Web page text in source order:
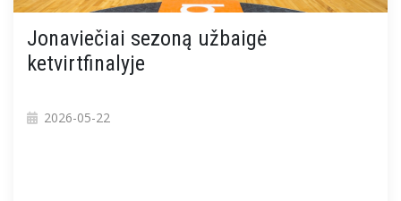
Jonaviečiai sezoną užbaigė
ketvirtfinalyje
2026-05-22